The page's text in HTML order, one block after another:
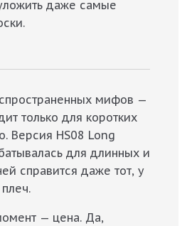
даже самые
мифов —
только для коротких
Версия HS08 Long
для длинных и
справится даже тот, у
— цена. Да,